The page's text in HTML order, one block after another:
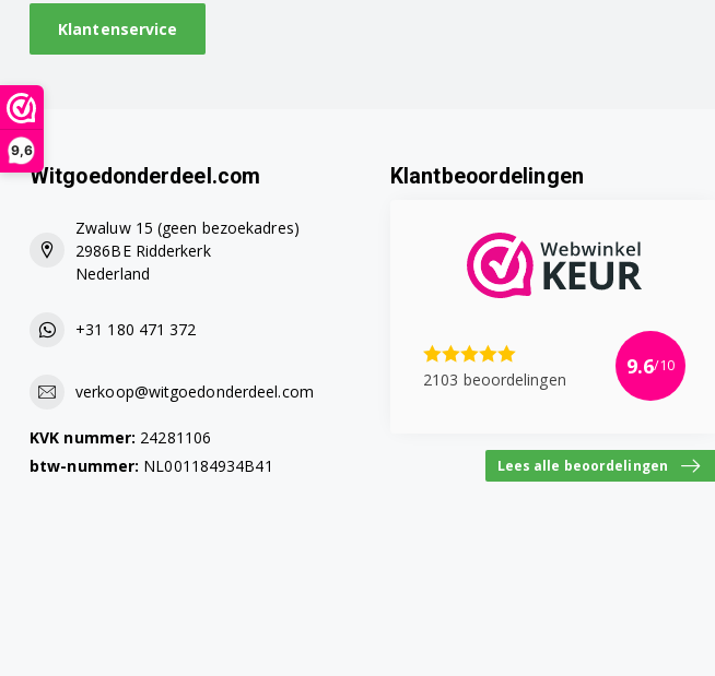
9,6
Klantenservice
Witgoedonderdeel.com
Zwaluw 15 (geen bezoekadres)
2986BE Ridderkerk
Nederland
+31 180 471 372
verkoop@witgoedonderdeel.com
KVK nummer: 24281106
btw-nummer: NL001184934B41
Klantbeoordelingen
2103 beoordelingen
9.6/10
Lees alle beoordelingen